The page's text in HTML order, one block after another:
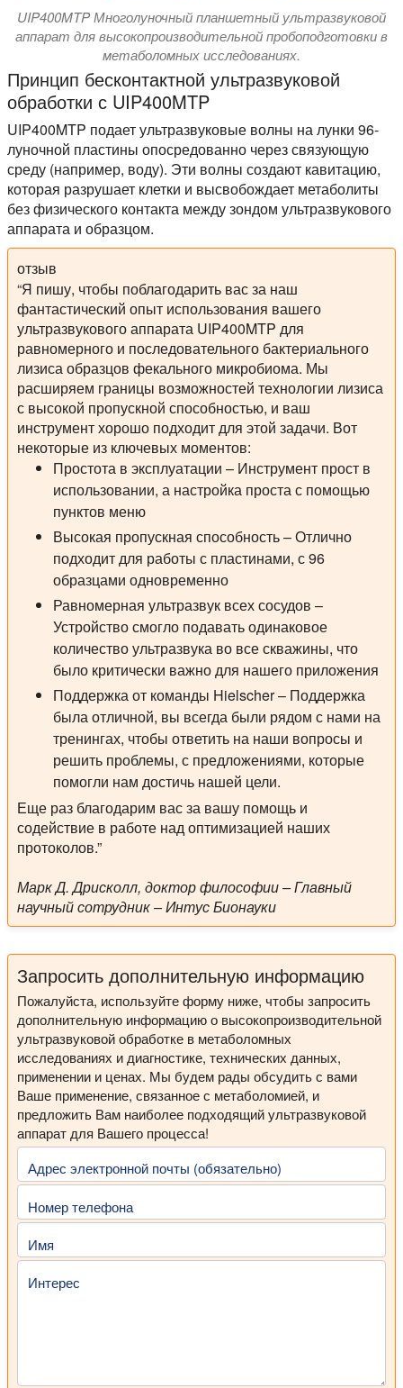
UIP400MTP Многолуночный планшетный ультразвуковой
аппарат для высокопроизводительной пробоподготовки в
метаболомных исследованиях.
Принцип бесконтактной ультразвуковой
обработки с UIP400MTP
UIP400MTP подает ультразвуковые волны на лунки 96-
луночной пластины опосредованно через связующую
среду (например, воду). Эти волны создают кавитацию,
которая разрушает клетки и высвобождает метаболиты
без физического контакта между зондом ультразвукового
аппарата и образцом.
отзыв
“Я пишу, чтобы поблагодарить вас за наш
фантастический опыт использования вашего
ультразвукового аппарата UIP400MTP для
равномерного и последовательного бактериального
лизиса образцов фекального микробиома. Мы
расширяем границы возможностей технологии лизиса
с высокой пропускной способностью, и ваш
инструмент хорошо подходит для этой задачи. Вот
некоторые из ключевых моментов:
Простота в эксплуатации – Инструмент прост в
использовании, а настройка проста с помощью
пунктов меню
Высокая пропускная способность – Отлично
подходит для работы с пластинами, с 96
образцами одновременно
Равномерная ультразвук всех сосудов –
Устройство смогло подавать одинаковое
количество ультразвука во все скважины, что
было критически важно для нашего приложения
Поддержка от команды Hielscher – Поддержка
была отличной, вы всегда были рядом с нами на
тренингах, чтобы ответить на наши вопросы и
решить проблемы, с предложениями, которые
помогли нам достичь нашей цели.
Еще раз благодарим вас за вашу помощь и
содействие в работе над оптимизацией наших
протоколов.”
Марк Д. Дрисколл, доктор философии – Главный
научный сотрудник – Интус Бионауки
Запросить дополнительную информацию
Пожалуйста, используйте форму ниже, чтобы запросить
дополнительную информацию о высокопроизводительной
ультразвуковой обработке в метаболомных
исследованиях и диагностике, технических данных,
применении и ценах. Мы будем рады обсудить с вами
Ваше применение, связанное с метаболомией, и
предложить Вам наиболее подходящий ультразвуковой
аппарат для Вашего процесса!
Адрес электронной почты (обязательно)
Номер телефона
Имя
Интерес